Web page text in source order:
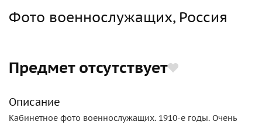
Фото военнослужащих, Россия
Предмет отсутствует
Описание
Кабинетное фото военнослужащих. 1910-е годы. Очень